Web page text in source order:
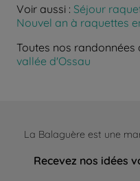
Voir aussi : Séjour
Nouvel an à raquettes
Toutes nos randonnées
vallée d'Ossau
La Balaguère est une
Recevez nos idées